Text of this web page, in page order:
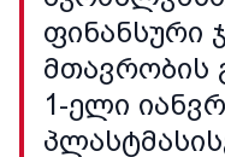
ფინანსური
მთავრობის
1-ელი